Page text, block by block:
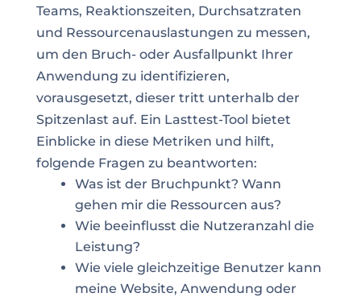
Teams, Reaktionszeiten, Durchsatzraten
und Ressourcenauslastungen zu messen,
um den Bruch- oder Ausfallpunkt Ihrer
Anwendung zu identifizieren,
vorausgesetzt, dieser tritt unterhalb der
Spitzenlast auf. Ein Lasttest-Tool bietet
Einblicke in diese Metriken und hilft,
folgende Fragen zu beantworten:
Was ist der Bruchpunkt? Wann
gehen mir die Ressourcen aus?
Wie beeinflusst die Nutzeranzahl die
Leistung?
Wie viele gleichzeitige Benutzer kann
meine Website, Anwendung oder